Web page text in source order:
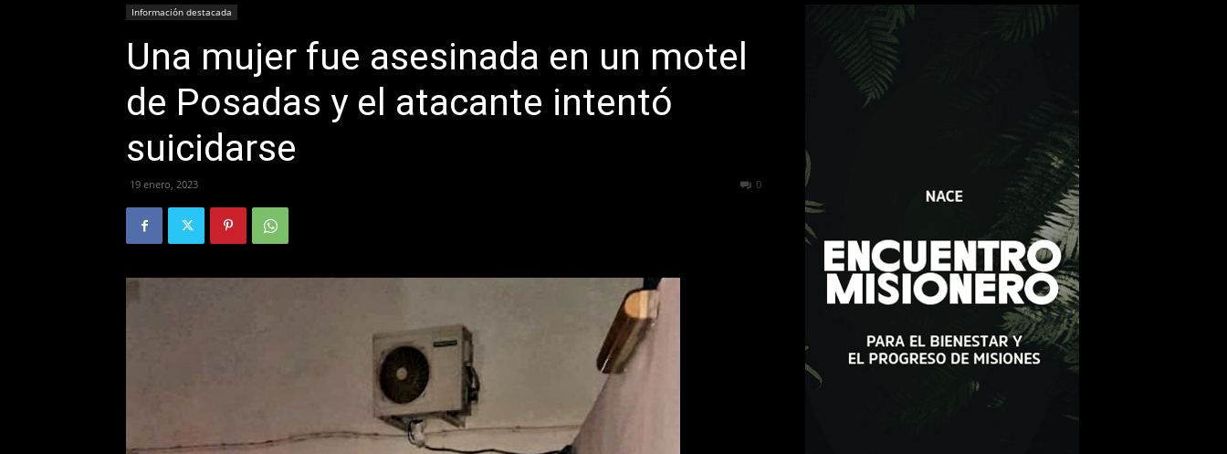
Información destacada
Una mujer fue asesinada en un motel
de Posadas y el atacante intentó
suicidarse
19 enero, 2023 0